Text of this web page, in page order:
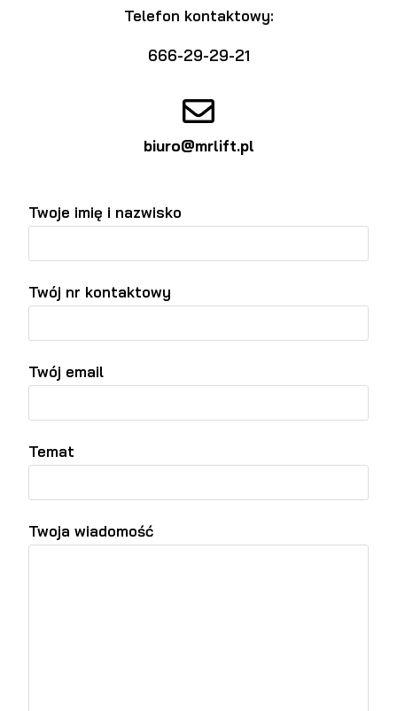
Telefon kontaktowy:
666-29-29-21
biuro@mrlift.pl
Twoje imię i nazwisko
Twój nr kontaktowy
Twój email
Temat
Twoja wiadomość